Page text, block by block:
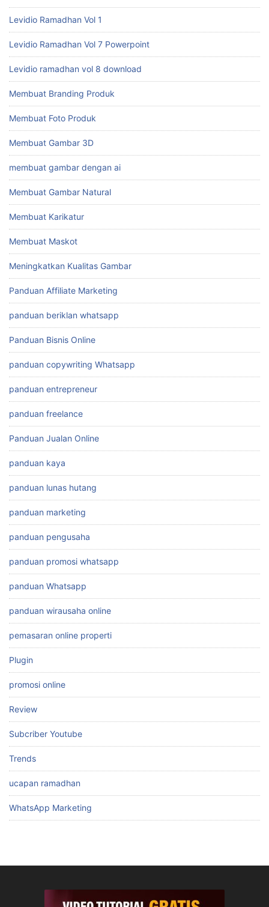
Levidio Ramadhan Vol 1
Levidio Ramadhan Vol 7 Powerpoint
Levidio ramadhan vol 8 download
Membuat Branding Produk
Membuat Foto Produk
Membuat Gambar 3D
membuat gambar dengan ai
Membuat Gambar Natural
Membuat Karikatur
Membuat Maskot
Meningkatkan Kualitas Gambar
Panduan Affiliate Marketing
panduan beriklan whatsapp
Panduan Bisnis Online
panduan copywriting Whatsapp
panduan entrepreneur
panduan freelance
Panduan Jualan Online
panduan kaya
panduan lunas hutang
panduan marketing
panduan pengusaha
panduan promosi whatsapp
panduan Whatsapp
panduan wirausaha online
pemasaran online properti
Plugin
promosi online
Review
Subcriber Youtube
Trends
ucapan ramadhan
WhatsApp Marketing